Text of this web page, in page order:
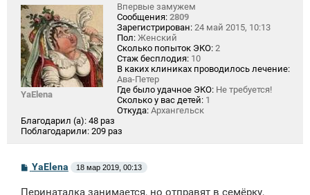
YaElena
Впервые замужем
Сообщения: 2809
Зарегистрирован: 24 май 2015, 10:13
Пол: Женский
Сколько попыток ЭКО: 2
Стаж бесплодия: 10
В каких клиниках проводилось лечение:
Ава-Петер
Где было удачное ЭКО: Не требуется!
Сколько у вас детей: 1
Откуда: Архангельск
Благодарил (а): 48 раз
Поблагодарили: 209 раз
С
о
YaElena 18 мар 2019, 00:13
Перинаталка занимается, но отправят в семёрку,